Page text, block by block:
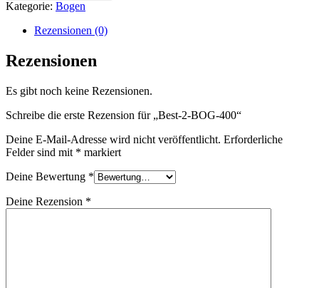
400
Menge
Kategorie: Bogen
Rezensionen (0)
Rezensionen
Es gibt noch keine Rezensionen.
Schreibe die erste Rezension für „Best-2-BOG-400“
Deine E-Mail-Adresse wird nicht veröffentlicht. Erforderliche
Felder sind mit * markiert
Deine Bewertung *
Deine Rezension *